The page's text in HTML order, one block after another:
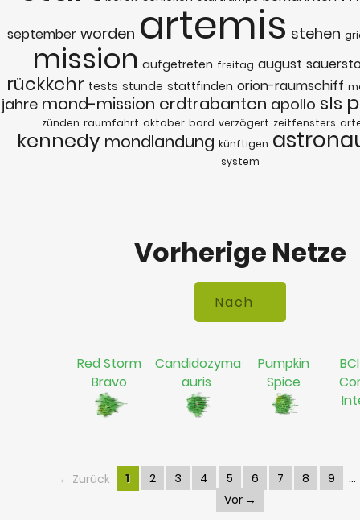
september worden artemis stehen
mission aufgetreten freitag august
rückkehr tests stunde stattfinden orion-raumschiff
jahre mond-mission erdtrabanten apollo sls
zünden raumfahrt oktober bord verzögert zeitfensters
kennedy mondlandung künftigen
system
Vorherige Netze
Red Storm
Bravo
Candidozyma
auris
Pumpkin
Spice
← Zurück 1 2 3 4 5 6 7 8
9
Vor →